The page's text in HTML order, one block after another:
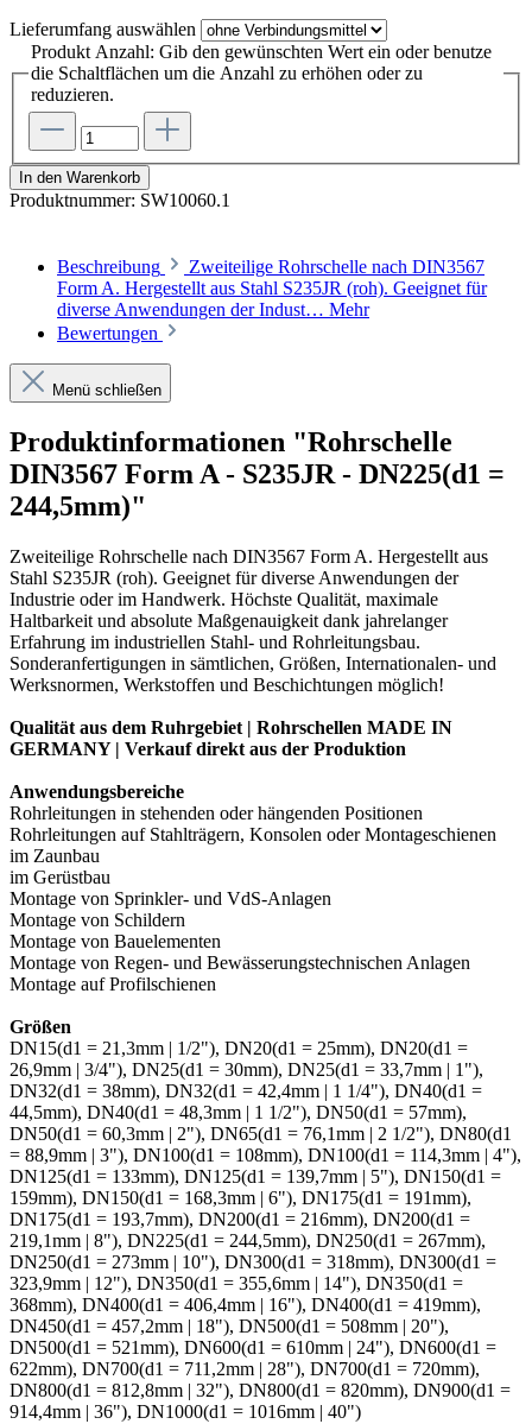
Lieferumfang auswählen
Produkt Anzahl: Gib den gewünschten Wert ein oder benutze
die Schaltflächen um die Anzahl zu erhöhen oder zu
reduzieren.
In den Warenkorb
Produktnummer: SW10060.1
Beschreibung
Zweiteilige Rohrschelle nach DIN3567
Form A. Hergestellt aus Stahl S235JR (roh). Geeignet für
diverse Anwendungen der Indust… Mehr
Bewertungen
Menü schließen
Produktinformationen "Rohrschelle
DIN3567 Form A - S235JR - DN225(d1 =
244,5mm)"
Zweiteilige Rohrschelle nach DIN3567 Form A. Hergestellt aus
Stahl S235JR (roh). Geeignet für diverse Anwendungen der
Industrie oder im Handwerk. Höchste Qualität, maximale
Haltbarkeit und absolute Maßgenauigkeit dank jahrelanger
Erfahrung im industriellen Stahl- und Rohrleitungsbau.
Sonderanfertigungen in sämtlichen, Größen, Internationalen- und
Werksnormen, Werkstoffen und Beschichtungen möglich!
Qualität aus dem Ruhrgebiet | Rohrschellen MADE IN
GERMANY | Verkauf direkt aus der Produktion
Anwendungsbereiche
Rohrleitungen in stehenden oder hängenden Positionen
Rohrleitungen auf Stahlträgern, Konsolen oder Montageschienen
im Zaunbau
im Gerüstbau
Montage von Sprinkler- und VdS-Anlagen
Montage von Schildern
Montage von Bauelementen
Montage von Regen- und Bewässerungstechnischen Anlagen
Montage auf Profilschienen
Größen
DN15(d1 = 21,3mm | 1/2"), DN20(d1 = 25mm), DN20(d1 =
26,9mm | 3/4"), DN25(d1 = 30mm), DN25(d1 = 33,7mm | 1"),
DN32(d1 = 38mm), DN32(d1 = 42,4mm | 1 1/4"), DN40(d1 =
44,5mm), DN40(d1 = 48,3mm | 1 1/2"), DN50(d1 = 57mm),
DN50(d1 = 60,3mm | 2"), DN65(d1 = 76,1mm | 2 1/2"), DN80(d1
= 88,9mm | 3"), DN100(d1 = 108mm), DN100(d1 = 114,3mm | 4"),
DN125(d1 = 133mm), DN125(d1 = 139,7mm | 5"), DN150(d1 =
159mm), DN150(d1 = 168,3mm | 6"), DN175(d1 = 191mm),
DN175(d1 = 193,7mm), DN200(d1 = 216mm), DN200(d1 =
219,1mm | 8"), DN225(d1 = 244,5mm), DN250(d1 = 267mm),
DN250(d1 = 273mm | 10"), DN300(d1 = 318mm), DN300(d1 =
323,9mm | 12"), DN350(d1 = 355,6mm | 14"), DN350(d1 =
368mm), DN400(d1 = 406,4mm | 16"), DN400(d1 = 419mm),
DN450(d1 = 457,2mm | 18"), DN500(d1 = 508mm | 20"),
DN500(d1 = 521mm), DN600(d1 = 610mm | 24"), DN600(d1 =
622mm), DN700(d1 = 711,2mm | 28"), DN700(d1 = 720mm),
DN800(d1 = 812,8mm | 32"), DN800(d1 = 820mm), DN900(d1 =
914,4mm | 36"), DN1000(d1 = 1016mm | 40")